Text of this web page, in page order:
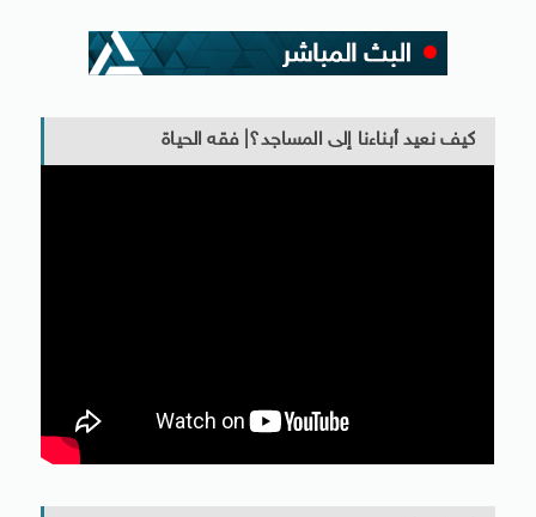
كيف نعيد أبناءنا إلى المساجد؟| فقه الحياة